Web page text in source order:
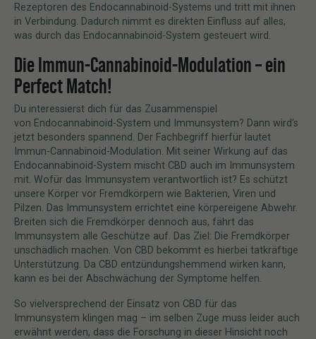
Rezeptoren des Endocannabinoid-Systems und tritt mit ihnen
in Verbindung. Dadurch nimmt es direkten Einfluss auf alles,
was durch das Endocannabinoid-System gesteuert wird.
Die Immun-Cannabinoid-Modulation – ein
Perfect Match!
Du interessierst dich für das Zusammenspiel
von Endocannabinoid-System und Immunsystem? Dann wird’s
jetzt besonders spannend. Der Fachbegriff hierfür lautet
Immun-Cannabinoid-Modulation. Mit seiner Wirkung auf das
Endocannabinoid-System mischt CBD auch im Immunsystem
mit. Wofür das Immunsystem verantwortlich ist? Es schützt
unsere Körper vor Fremdkörpern wie Bakterien, Viren und
Pilzen. Das Immunsystem errichtet eine körpereigene Abwehr.
Breiten sich die Fremdkörper dennoch aus, fährt das
Immunsystem alle Geschütze auf. Das Ziel: Die Fremdkörper
unschädlich machen. Von CBD bekommt es hierbei tatkräftige
Unterstützung. Da CBD entzündungshemmend wirken kann,
kann es bei der Abschwächung der Symptome helfen.
So vielversprechend der Einsatz von CBD für das
Immunsystem klingen mag – im selben Zuge muss leider auch
erwähnt werden, dass die Forschung in dieser Hinsicht noch